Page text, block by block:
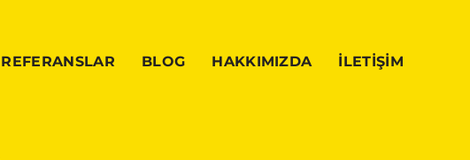
REFERANSLAR BLOG HAKKIMIZDA İLETİŞİM